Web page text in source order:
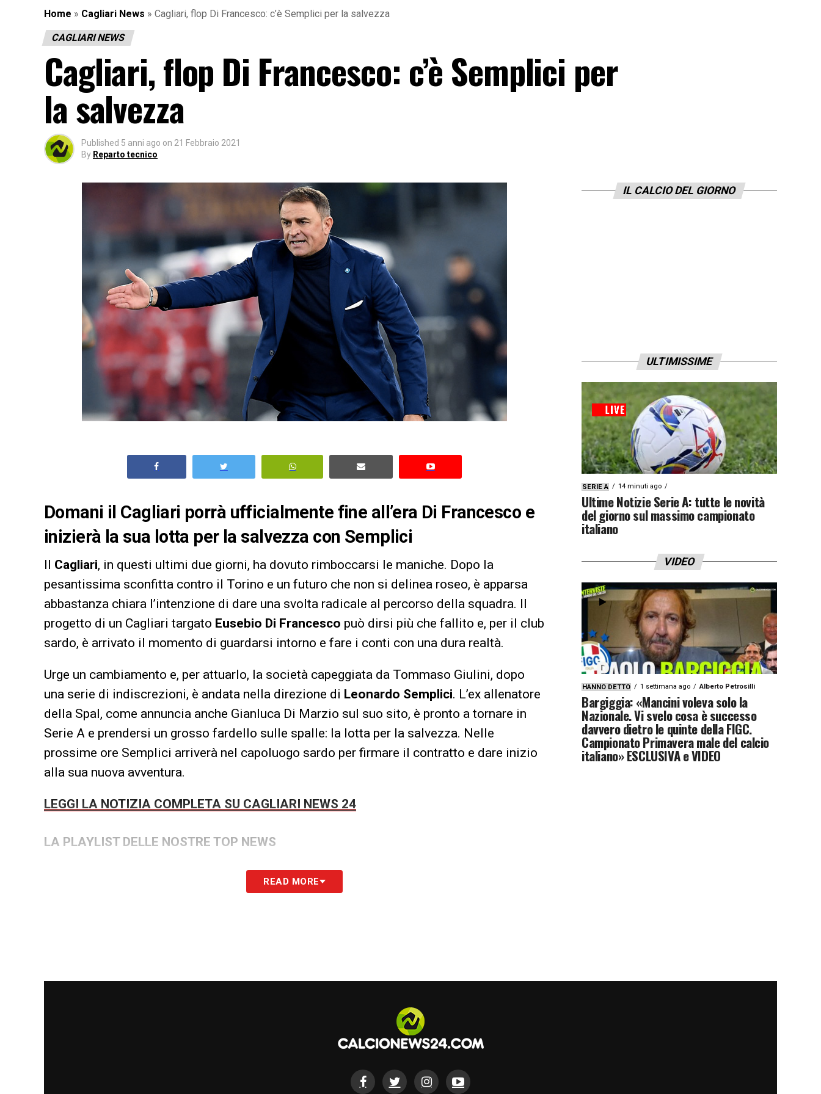
Home » Cagliari News » Cagliari, flop Di Francesco: c’è Semplici per la salvezza
CAGLIARI NEWS
Cagliari, flop Di Francesco: c’è Semplici per
la salvezza
Published 5 anni ago on 21 Febbraio 2021
By Reparto tecnico
Domani il Cagliari porrà ufficialmente fine all’era Di Francesco e
inizierà la sua lotta per la salvezza con Semplici
Il Cagliari, in questi ultimi due giorni, ha dovuto rimboccarsi le maniche. Dopo la
pesantissima sconfitta contro il Torino e un futuro che non si delinea roseo, è apparsa
abbastanza chiara l’intenzione di dare una svolta radicale al percorso della squadra. Il
progetto di un Cagliari targato Eusebio Di Francesco può dirsi più che fallito e, per il club
sardo, è arrivato il momento di guardarsi intorno e fare i conti con una dura realtà.
Urge un cambiamento e, per attuarlo, la società capeggiata da Tommaso Giulini, dopo
una serie di indiscrezioni, è andata nella direzione di Leonardo Semplici. L’ex allenatore
della Spal, come annuncia anche Gianluca Di Marzio sul suo sito, è pronto a tornare in
Serie A e prendersi un grosso fardello sulle spalle: la lotta per la salvezza. Nelle
prossime ore Semplici arriverà nel capoluogo sardo per firmare il contratto e dare inizio
alla sua nuova avventura.
LEGGI LA NOTIZIA COMPLETA SU CAGLIARI NEWS 24
LA PLAYLIST DELLE NOSTRE TOP NEWS
READ MORE
IL CALCIO DEL GIORNO
ULTIMISSIME
SERIE A 14 minuti ago
Ultime Notizie Serie A: tutte le novità
del giorno sul massimo campionato
italiano
VIDEO
HANNO DETTO 1 settimana ago Alberto Petrosilli
Bargiggia: «Mancini voleva solo la
Nazionale. Vi svelo cosa è successo
davvero dietro le quinte della FIGC.
Campionato Primavera male del calcio
italiano» ESCLUSIVA e VIDEO